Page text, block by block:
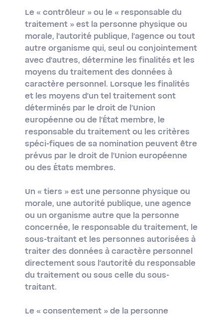
Le « contrôleur » ou le « responsable du
traitement » est la personne physique ou
morale, l'autorité publique, l'agence ou tout
autre organisme qui, seul ou conjointement
avec d'autres, détermine les finalités et les
moyens du traitement des données à
caractère personnel. Lorsque les finalités
et les moyens d'un tel traitement sont
déterminés par le droit de l'Union
européenne ou de l'État membre, le
responsable du traitement ou les critères
spéci-fiques de sa nomination peuvent être
prévus par le droit de l'Union européenne
ou des États membres.
Un « tiers » est une personne physique ou
morale, une autorité publique, une agence
ou un organisme autre que la personne
concernée, le responsable du traitement, le
sous-traitant et les personnes autorisées à
traiter des données à caractère personnel
directement sous l'autorité du responsable
du traitement ou sous celle du sous-
traitant.
Le « consentement » de la personne